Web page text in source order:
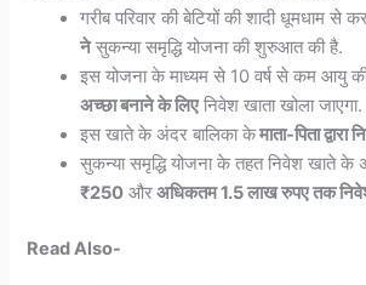
गरीब परिवार की बेटियों की शादी धूमधाम से
नेसुकन्या समृद्धि योजना की शुरुआत की है.
इस योजना के माध्यम से 10 वर्ष से कम आयु
अच्छा बनाने के लिएनिवेश खाता खोला जाएगा.
इस खाते के अंदर बालिका केमाता-पिता द्वारा
सुकन्या समृद्धि योजना के तहत निवेश खाते
₹250 औरअधिकतम 1.5 लाख रुपए तक
Read Also-